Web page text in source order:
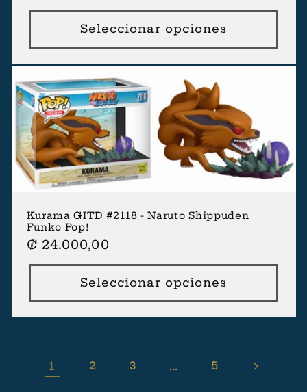
habitual
Seleccionar opciones
Kurama GITD #2118 - Naruto Shippuden
Funko Pop!
Precio
habitual
₡ 24.000,00
Seleccionar opciones
1 2 3 … 5